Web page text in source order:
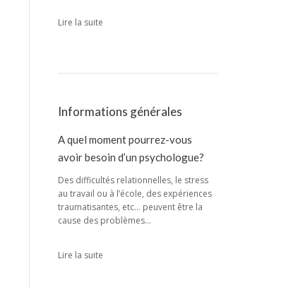
Lire la suite
Informations générales
A quel moment pourrez-vous
avoir besoin d’un psychologue?
Des difficultés relationnelles, le stress
au travail ou à l’école, des expériences
traumatisantes, etc… peuvent être la
cause des problèmes…
Lire la suite